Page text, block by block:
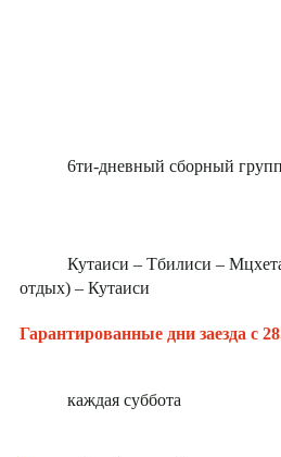
6ти-дневный сборный
Кутаиси – Тбилиси –
отдых) – Кутаиси
Гарантированные дни заезда с
каждая суббота